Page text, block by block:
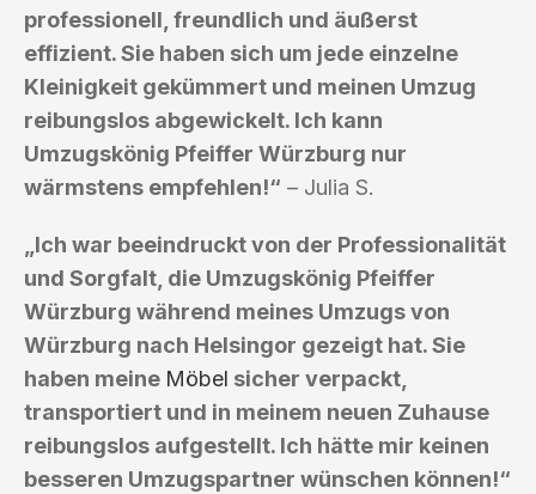
professionell, freundlich und äußerst
effizient. Sie haben sich um jede einzelne
Kleinigkeit gekümmert und meinen Umzug
reibungslos abgewickelt. Ich kann
Umzugskönig Pfeiffer Würzburg nur
wärmstens empfehlen!“ – Julia S.
„Ich war beeindruckt von der Professionalität
und Sorgfalt, die Umzugskönig Pfeiffer
Würzburg während meines Umzugs von
Würzburg nach Helsingor gezeigt hat. Sie
haben meine Möbel sicher verpackt,
transportiert und in meinem neuen Zuhause
reibungslos aufgestellt. Ich hätte mir keinen
besseren Umzugspartner wünschen können!“